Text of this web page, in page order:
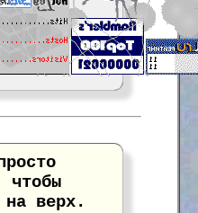
чтобы
на верх.